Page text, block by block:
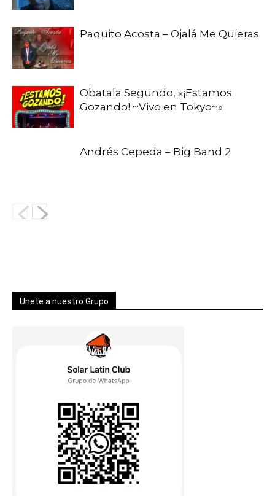
Paquito Acosta – Ojalá Me Quieras
Obatala Segundo, «¡Estamos
Gozando! ~Vivo en Tokyo~»
Andrés Cepeda – Big Band 2
Unete a nuestro Grupo